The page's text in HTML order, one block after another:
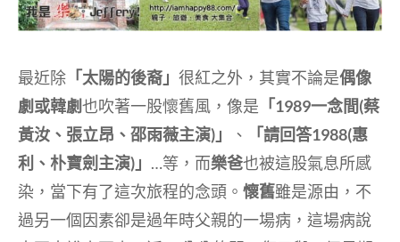
最近除 「太陽的後裔」 很紅之外，其實不論是偶像
劇或韓劇也吹著一股懷舊風，像是 「1989一念間(蔡
黃汝、張立昂、邵雨薇主演)」
、
「請回答1988(惠
利、朴寶劍主演)」 …等，而樂爸也被這股氣息所感
染，當下有了這次旅程的念頭。 懷舊雖是源由，不
過另一個因素卻是過年時父親的一場病，這場病說